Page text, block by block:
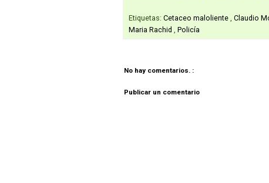
Etiquetas: Cetaceo maloliente Claudio
Maria Rachid
Policía
No hay comentarios. :
Publicar un comentario